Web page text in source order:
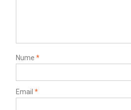
Nume *
Email *